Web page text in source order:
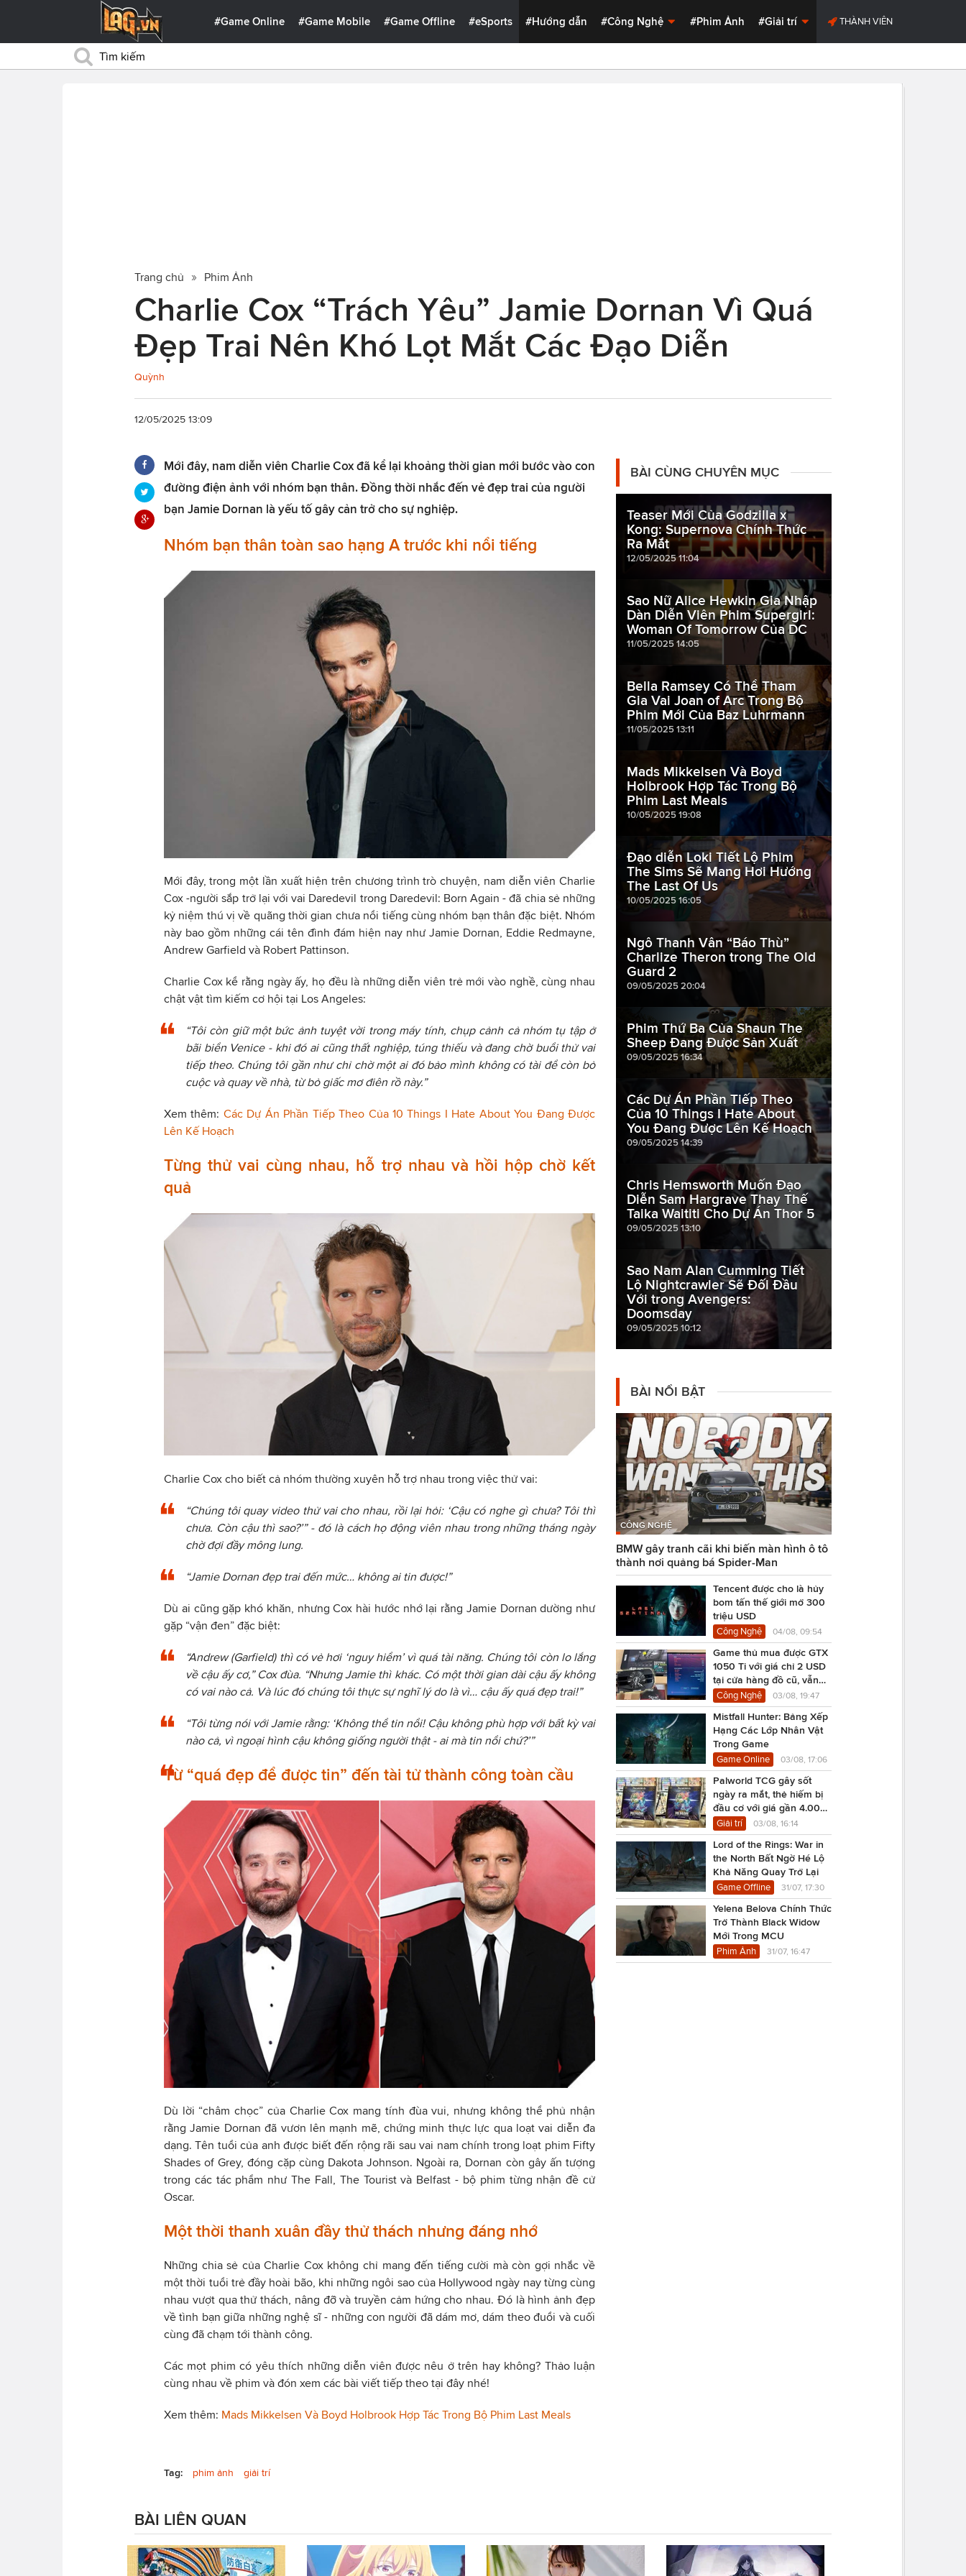
#Game Online #Game Mobile #Game Offline #eSports #Hướng dẫn #Công Nghệ #Phim Ảnh #Giải trí THÀNH VIÊN
Trang chủ Phim Ảnh
Charlie Cox “Trách Yêu” Jamie Dornan Vì Quá
Đẹp Trai Nên Khó Lọt Mắt Các Đạo Diễn
Quỳnh
12/05/2025 13:09
Mới đây, nam diễn viên Charlie Cox đã kể lại khoảng thời gian mới bước vào con
đường điện ảnh với nhóm bạn thân. Đồng thời nhắc đến vẻ đẹp trai của người
bạn Jamie Dornan là yếu tố gây cản trở cho sự nghiệp.
Nhóm bạn thân toàn sao hạng A trước khi nổi tiếng
Mới đây, trong một lần xuất hiện trên chương trình trò chuyện, nam diễn viên Charlie
Cox -người sắp trở lại với vai Daredevil trong Daredevil: Born Again - đã chia sẻ những
kỷ niệm thú vị về quãng thời gian chưa nổi tiếng cùng nhóm bạn thân đặc biệt. Nhóm
này bao gồm những cái tên đình đám hiện nay như Jamie Dornan, Eddie Redmayne,
Andrew Garfield và Robert Pattinson.
Charlie Cox kể rằng ngày ấy, họ đều là những diễn viên trẻ mới vào nghề, cùng nhau
chật vật tìm kiếm cơ hội tại Los Angeles:
“Tôi còn giữ một bức ảnh tuyệt vời trong máy tính, chụp cảnh cả nhóm tụ tập ở
bãi biển Venice - khi đó ai cũng thất nghiệp, túng thiếu và đang chờ buổi thử vai
tiếp theo. Chúng tôi gần như chỉ chờ một ai đó bảo mình không có tài để còn bỏ
cuộc và quay về nhà, từ bỏ giấc mơ điên rồ này.”
Xem thêm: Các Dự Án Phần Tiếp Theo Của 10 Things I Hate About You Đang Được
Lên Kế Hoạch
Từng thử vai cùng nhau, hỗ trợ nhau và hồi hộp chờ kết
quả
Charlie Cox cho biết cả nhóm thường xuyên hỗ trợ nhau trong việc thử vai:
“Chúng tôi quay video thử vai cho nhau, rồi lại hỏi: ‘Cậu có nghe gì chưa? Tôi thì
chưa. Còn cậu thì sao?’” - đó là cách họ động viên nhau trong những tháng ngày
chờ đợi đầy mông lung.
“Jamie Dornan đẹp trai đến mức… không ai tin được!”
Dù ai cũng gặp khó khăn, nhưng Cox hài hước nhớ lại rằng Jamie Dornan dường như
gặp “vận đen” đặc biệt:
“Andrew (Garfield) thì có vẻ hơi ‘nguy hiểm’ vì quá tài năng. Chúng tôi còn lo lắng
về cậu ấy cơ,” Cox đùa. “Nhưng Jamie thì khác. Có một thời gian dài cậu ấy không
có vai nào cả. Và lúc đó chúng tôi thực sự nghĩ lý do là vì… cậu ấy quá đẹp trai!”
“Tôi từng nói với Jamie rằng: ‘Không thể tin nổi! Cậu không phù hợp với bất kỳ vai
nào cả, vì ngoại hình cậu không giống người thật - ai mà tin nổi chứ?’”
Từ “quá đẹp để được tin” đến tài tử thành công toàn cầu
Dù lời “châm chọc” của Charlie Cox mang tính đùa vui, nhưng không thể phủ nhận
rằng Jamie Dornan đã vươn lên mạnh mẽ, chứng minh thực lực qua loạt vai diễn đa
dạng. Tên tuổi của anh được biết đến rộng rãi sau vai nam chính trong loạt phim Fifty
Shades of Grey, đóng cặp cùng Dakota Johnson. Ngoài ra, Dornan còn gây ấn tượng
trong các tác phẩm như The Fall, The Tourist và Belfast - bộ phim từng nhận đề cử
Oscar.
Một thời thanh xuân đầy thử thách nhưng đáng nhớ
Những chia sẻ của Charlie Cox không chỉ mang đến tiếng cười mà còn gợi nhắc về
một thời tuổi trẻ đầy hoài bão, khi những ngôi sao của Hollywood ngày nay từng cùng
nhau vượt qua thử thách, nâng đỡ và truyền cảm hứng cho nhau. Đó là hình ảnh đẹp
về tình bạn giữa những nghệ sĩ - những con người đã dám mơ, dám theo đuổi và cuối
cùng đã chạm tới thành công.
Các mọt phim có yêu thích những diễn viên được nêu ở trên hay không? Thảo luận
cùng nhau về phim và đón xem các bài viết tiếp theo tại đây nhé!
Xem thêm: Mads Mikkelsen Và Boyd Holbrook Hợp Tác Trong Bộ Phim Last Meals
Tag: phim ảnh giải trí
BÀI CÙNG CHUYÊN MỤC
Teaser Mới Của Godzilla x
Kong: Supernova Chính Thức
Ra Mắt
12/05/2025 11:04
Sao Nữ Alice Hewkin Gia Nhập
Dàn Diễn Viên Phim Supergirl:
Woman Of Tomorrow Của DC
11/05/2025 14:05
Bella Ramsey Có Thể Tham
Gia Vai Joan of Arc Trong Bộ
Phim Mới Của Baz Luhrmann
11/05/2025 13:11
Mads Mikkelsen Và Boyd
Holbrook Hợp Tác Trong Bộ
Phim Last Meals
10/05/2025 19:08
Đạo diễn Loki Tiết Lộ Phim
The Sims Sẽ Mang Hơi Hướng
The Last Of Us
10/05/2025 16:05
Ngô Thanh Vân “Báo Thù”
Charlize Theron trong The Old
Guard 2
09/05/2025 20:04
Phim Thứ Ba Của Shaun The
Sheep Đang Được Sản Xuất
09/05/2025 16:34
Các Dự Án Phần Tiếp Theo
Của 10 Things I Hate About
You Đang Được Lên Kế Hoạch
09/05/2025 14:39
Chris Hemsworth Muốn Đạo
Diễn Sam Hargrave Thay Thế
Taika Waititi Cho Dự Án Thor 5
09/05/2025 13:10
Sao Nam Alan Cumming Tiết
Lộ Nightcrawler Sẽ Đối Đầu
Với trong Avengers:
Doomsday
09/05/2025 10:12
BÀI NỔI BẬT
CÔNG NGHỆ
BMW gây tranh cãi khi biến màn hình ô tô
thành nơi quảng bá Spider-Man
Tencent được cho là hủy
bom tấn thế giới mở 300
triệu USD
Công Nghệ 04/08, 09:54
Game thủ mua được GTX
1050 Ti với giá chỉ 2 USD
tại cửa hàng đồ cũ, vẫn
chạy Cyberpunk 2077
Công Nghệ 03/08, 19:47
Mistfall Hunter: Bảng Xếp
Hạng Các Lớp Nhân Vật
Trong Game
Game Online 03/08, 17:06
Palworld TCG gây sốt
ngày ra mắt, thẻ hiếm bị
đầu cơ với giá gần 4.000
USD
Giải trí 03/08, 16:14
Lord of the Rings: War in
the North Bất Ngờ Hé Lộ
Khả Năng Quay Trở Lại
Game Offline 31/07, 17:30
Yelena Belova Chính Thức
Trở Thành Black Widow
Mới Trong MCU
Phim Ảnh 31/07, 16:47
BÀI LIÊN QUAN